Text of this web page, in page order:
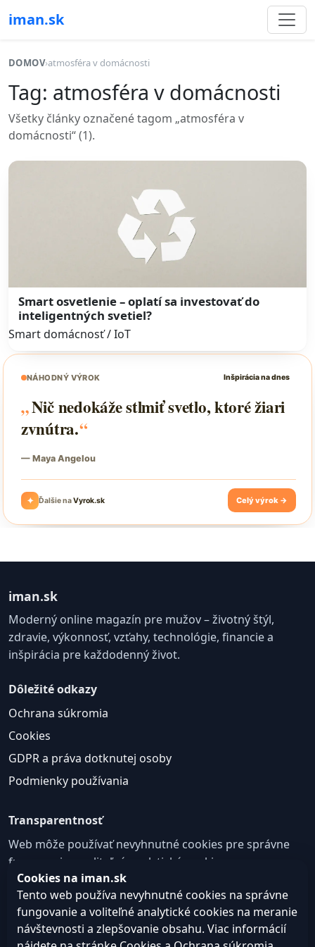
iman.sk
DOMOV›atmosféra v domácnosti
Tag: atmosféra v domácnosti
Všetky články označené tagom „atmosféra v
domácnosti“ (1).
Smart osvetlenie – oplatí sa investovať do
inteligentných svetiel?
Smart domácnosť / IoT
iman.sk
Moderný online magazín pre mužov – životný štýl,
zdravie, výkonnosť, vzťahy, technológie, financie a
inšpirácia pre každodenný život.
Dôležité odkazy
Ochrana súkromia
Cookies
GDPR a práva dotknutej osoby
Podmienky používania
Transparentnosť
Web môže používať nevyhnutné cookies pre správne
fungovanie a voliteľné analytické cookies na
zlepšovanie obsahu a používateľskej skúsenosti.
Nastavenie cookies
Cookies na iman.sk
Tento web používa nevyhnutné cookies na správne
fungovanie a voliteľné analytické cookies na meranie
návštevnosti a zlepšovanie obsahu. Viac informácií